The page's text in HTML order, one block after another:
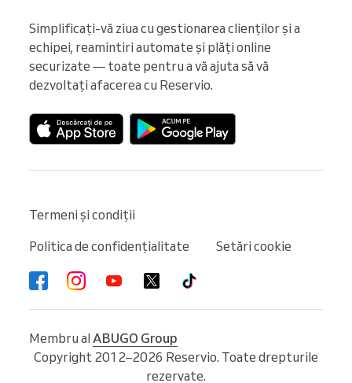
Simplificați-vă ziua cu gestionarea clienților și a
echipei, reamintiri automate și plăți online
securizate — toate pentru a vă ajuta să vă
dezvoltați afacerea cu Reservio.
Termeni și condiții
Politica de confidențialitate
Setări cookie
Membru al ABUGO Group
Copyright 2012–2026 Reservio. Toate drepturile
rezervate.